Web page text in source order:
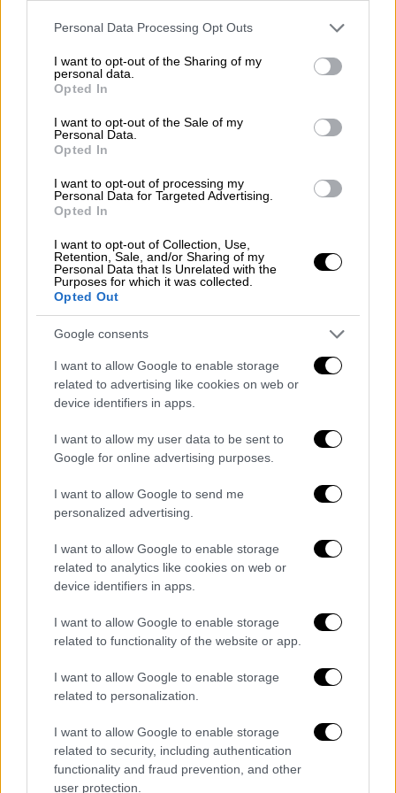
Please note that this website/app uses one or more Google
not limited to your visit or usage behaviour. You may click to
grant or deny consent to Google and its third-party tags to
use your data for below specified purposes in below Google
consent section.
Personal Data Processing Opt Outs
I want to opt-out of the Sharing of my
personal data.
Opted In
I want to opt-out of the Sale of my
Personal Data.
Opted In
I want to opt-out of processing my
Personal Data for Targeted Advertising.
Opted In
I want to opt-out of Collection, Use,
Retention, Sale, and/or Sharing of my
Personal Data that Is Unrelated with the
Purposes for which it was collected.
Opted Out
Google consents
I want to allow Google to enable storage
related to advertising like cookies on web or
device identifiers in apps.
I want to allow my user data to be sent to
Google for online advertising purposes.
I want to allow Google to send me
personalized advertising.
I want to allow Google to enable storage
related to analytics like cookies on web or
device identifiers in apps.
I want to allow Google to enable storage
related to functionality of the website or app.
I want to allow Google to enable storage
related to personalization.
I want to allow Google to enable storage
related to security, including authentication
functionality and fraud prevention, and other
user protection.
στην Cosco, το οποίο έχουν προπληρώσει µε
την εξαγορά του 51% πριν από περίπου τρία
Χαρακτηριστικό της βαρύτητας που
ανώτατου στελέχους του ΟΛΠ, που είπε πως
«το µέλλον του λιµανιού για τα επόµενα 5-10
χρόνια είναι συνυφασµένο µε αυτές τις
επενδύσεις». Το ζήτηµα έθεσαν µετ’
επαφές που είχαν µε τις ηγεσίες των
υπουργείων Ανάπτυξης και Ναυτιλίας κατά
την επίσκεψή τους στη χώρα µας πριν από
µερικούς µήνες. Προκειµένου δε να
εξασφαλίσουν την έγκριση του master plan
ως έχει, κατέθεσαν πρόταση µε µέτρα
στήριξης της τοπικής οικονοµίας.
Ειδικότερα, οι Κινέζοι δεσµεύονται να
αναλάβουν την ανάπλαση-κατασκευή
πεζοδρόµων που θα οδηγούν και θα
αποβιβάζονται από τα κρουαζιερόπλοια στο
κέντρο της πόλης.
Υπολογίζεται πως πάνω από τους µισούς
επιβάτες κρουαζιέρας δεν αποβιβάζονται
γιατί οι περισσότεροι έχουν επισκεφθεί την
Ακρόπολη και δεν γνωρίζουν τα τουριστικά
αξιοθέατα της περιοχής. Επιπλέον, η Cosco
δηλώνει πρόθυµη να χρηµατοδοτήσει
αρχιτεκτονικές παρεµβάσεις σε